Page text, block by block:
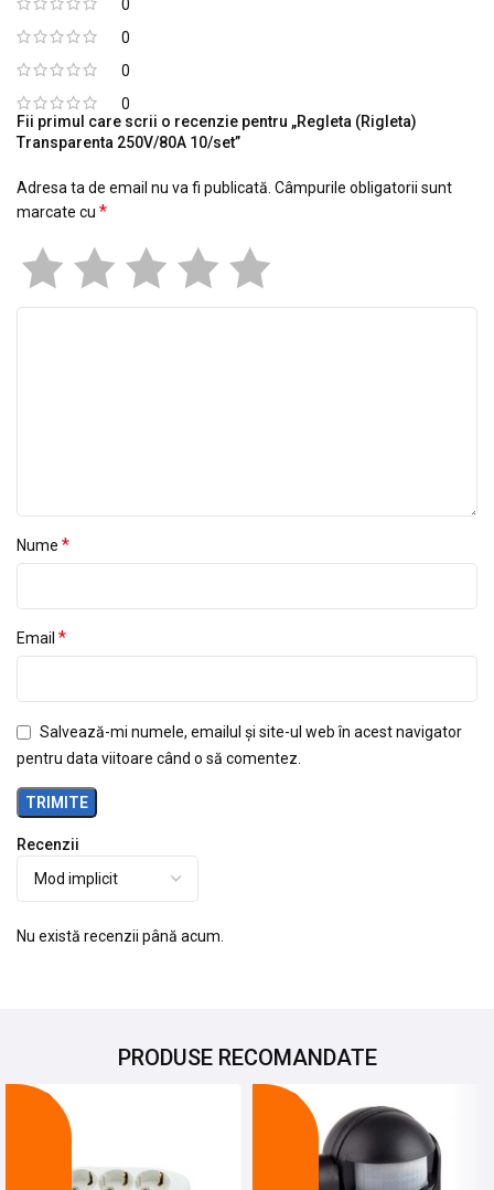
0
0
0
0
Recenzii
Nu există recenzii până acum.
Fii primul care scrii o recenzie pentru „Regleta (Rigleta)
Transparenta 250V/80A 10/set”
Adresa ta de email nu va fi publicată. Câmpurile obligatorii sunt
marcate cu *
Nume *
Email *
Salvează-mi numele, emailul și site-ul web în acest navigator
pentru data viitoare când o să comentez.
PRODUSE RECOMANDATE